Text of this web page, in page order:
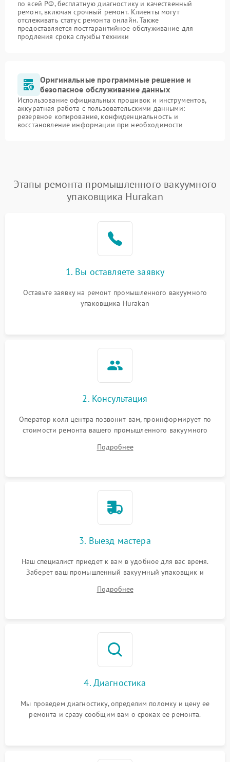
по всей РФ, бесплатную диагностику и качественный
ремонт, включая срочный ремонт. Клиенты могут
отслеживать статус ремонта онлайн. Также
предоставляется постгарантийное обслуживание для
продления срока службы техники
Оригинальные программные решение и
безопасное обслуживание данных
Использование официальных прошивок и инструментов,
аккуратная работа с пользовательскими данными:
резервное копирование, конфиденциальность и
восстановление информации при необходимости
Этапы ремонта промышленного вакуумного
упаковщика Hurakan
1. Вы оставляете заявку
Оставьте заявку на ремонт промышленного вакуумного
упаковщика Hurakan
2. Консультация
Оператор колл центра позвонит вам, проинформирует по
стоимости ремонта вашего промышленного вакуумного
Подробнее
3. Выезд мастера
Наш специалист приедет к вам в удобное для вас время.
Заберет ваш промышленный вакуумный упаковщик и
Подробнее
4. Диагностика
Мы проведем диагностику, определим поломку и цену ее
ремонта и сразу сообщим вам о сроках ее ремонта.